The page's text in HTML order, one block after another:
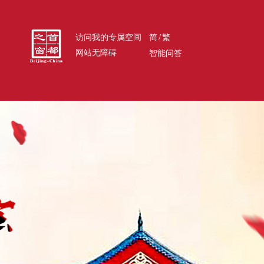
访问我的专属空间 简/繁
网站无障碍
智能问答